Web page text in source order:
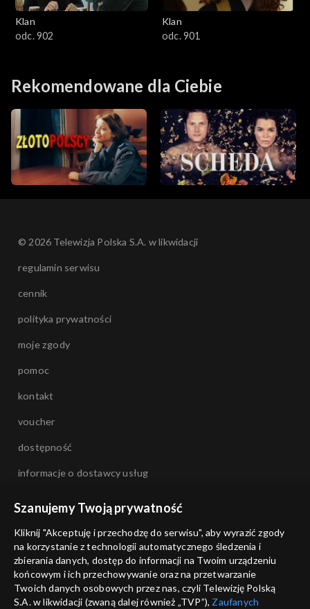
Klan
odc. 902
Klan
odc. 901
Rekomendowane dla Ciebie
© 2026 Telewizja Polska S.A. w likwidacji
regulamin serwisu
cennik
polityka prywatności
moje zgody
pomoc
kontakt
voucher
dostępność
informacje o dostawcy usług
Szanujemy Twoją prywatność
Kliknij "Akceptuję i przechodzę do serwisu", aby wyrazić zgody
na korzystanie z technologii automatycznego śledzenia i
zbierania danych, dostęp do informacji na Twoim urządzeniu
końcowym i ich przechowywanie oraz na przetwarzanie
Twoich danych osobowych przez nas, czyli Telewizję Polską
S.A. w likwidacji (zwaną dalej również „TVP”), Zaufanych